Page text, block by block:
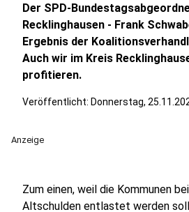
Der SPD-
Recklinghausen - Frank
Ergebnis der
Auch wir im Kreis
profitieren.
Veröffentlicht: Donnerstag,
Anzeige
Zum einen, weil die Kommunen
Altschulden entlastet werden